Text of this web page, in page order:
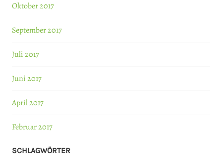
Oktober 2017
September 2017
Juli 2017
Juni 2017
April 2017
Februar 2017
SCHLAGWÖRTER